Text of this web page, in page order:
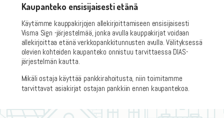
Kaupanteko ensisijaisesti etänä
Käytämme kauppakirjojen allekirjoittamiseen ensisijaisesti
Visma Sign -järjestelmää, jonka avulla kauppakirjat voidaan
allekirjoittaa etänä verkkopankkitunnusten avulla. Välityksessä
olevien kohteiden kaupanteko onnistuu tarvittaessa DIAS-
järjestelmän kautta.
Mikäli ostaja käyttää pankkirahoitusta, niin toimitamme
tarvittavat asiakirjat ostajan pankkiin ennen kaupantekoa.